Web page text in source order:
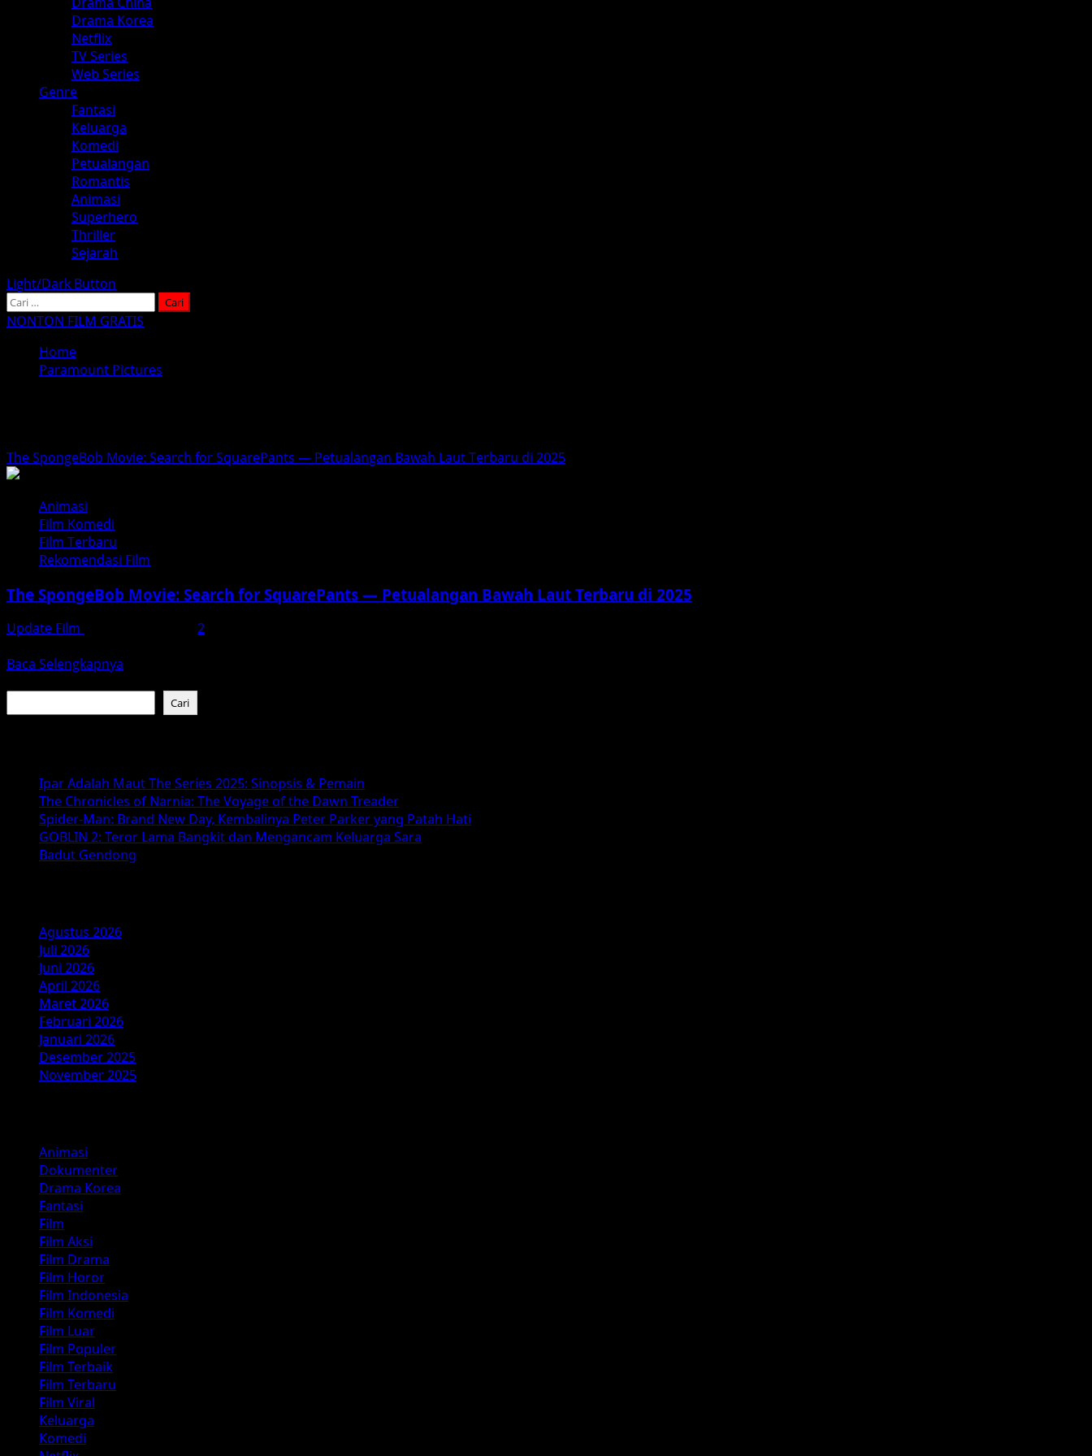
Drama Korea
Netflix
TV Series
Web Series
Genre
Fantasi
Keluarga
Komedi
Petualangan
Romantis
Animasi
Superhero
Thriller
Sejarah
Light/Dark Button
Cari
untuk:
NONTON FILM GRATIS
Home
Paramount Pictures
The SpongeBob Movie: Search for SquarePants — Petualangan Bawah Laut Terbaru di 2025
Animasi
Film Komedi
Film Terbaru
Rekomendasi Film
The SpongeBob Movie: Search for SquarePants — Petualangan Bawah Laut Terbaru di 2025
Update Film
2
Baca Selengkapnya
The
for
SquarePants
—
Petualangan
Bawah
Cari
Ipar Adalah Maut The Series 2025: Sinopsis & Pemain
The Chronicles of Narnia: The Voyage of the Dawn Treader
Spider-Man: Brand New Day, Kembalinya Peter Parker yang Patah Hati
GOBLIN 2: Teror Lama Bangkit dan Mengancam Keluarga Sara
Badut Gendong
Agustus 2026
Juli 2026
Juni 2026
April 2026
Maret 2026
Februari 2026
Januari 2026
Desember 2025
November 2025
Animasi
Dokumenter
Drama Korea
Fantasi
Film
Film Aksi
Film Drama
Film Horor
Film Indonesia
Film Komedi
Film Luar
Film Populer
Film Terbaik
Film Terbaru
Film Viral
Keluarga
Komedi